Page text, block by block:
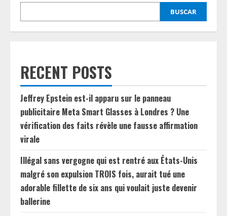
BUSCAR
RECENT POSTS
Jeffrey Epstein est-il apparu sur le panneau
publicitaire Meta Smart Glasses à Londres ? Une
vérification des faits révèle une fausse affirmation
virale
Illégal sans vergogne qui est rentré aux États-Unis
malgré son expulsion TROIS fois, aurait tué une
adorable fillette de six ans qui voulait juste devenir
ballerine